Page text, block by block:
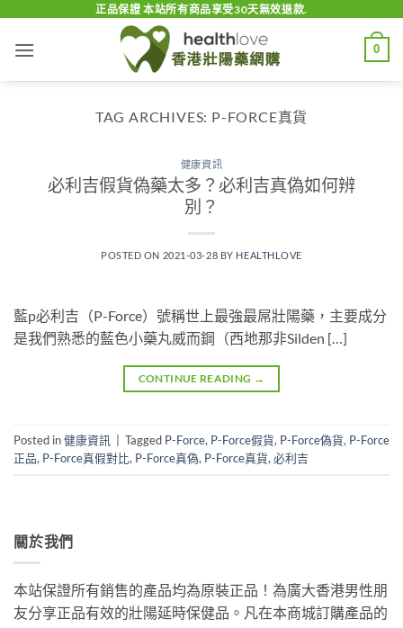
content
正品保證 本站所有商品享受30天無效退款.
0
TAG ARCHIVES: P-FORCE真貨
健康資訊
必利吉假貨偽藥太多？必利吉真偽如何辨
別？
POSTED ON 2021-03-28 BY HEALTHLOVE
藍p必利吉（P-Force）號稱世上最強最屌壯陽藥，主要成分
是我們熟悉的藍色小藥丸威而鋼（西地那非Silden […]
CONTINUE READING →
Posted in健康資訊 Tagged P-Force, P-Force假貨, P-Force偽貨, P-Force
正品, P-Force真假對比, P-Force真偽, P-Force真貨, 必利吉
關於我們
本站保證所有銷售的產品均為原裝正品！為廣大香港男性朋
友分享正品有效的壯陽延時保健品。凡在本商城訂購產品的